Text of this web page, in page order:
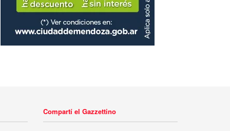
Compartí el Gazzettino